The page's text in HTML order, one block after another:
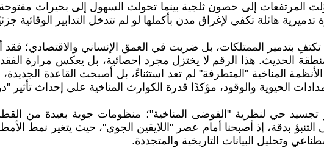
إلى حصون ثلجية بينما تحولت السهول إلى بحيرات
الحديث. هذا الرقم لا يختزل مجرد إحصائية، بل يعكس مرارة
الأنظمة المناخية "المتطرفة" لم تعد استثناءً، بل أصبحت القاعدة
الحيوية والوقود، مؤكدًا قدرة الكوارث المناخية على إحداث
حي لنظرية "الفوضى المناخية"؛ منظومات جوية بعيدة من
التنبؤ بدقة، إذ أصبحنا أمام عصر "اللايقين الجوي"، حيث يتغير نمط
وتحليل البيانات التاريخية والمتجددة.